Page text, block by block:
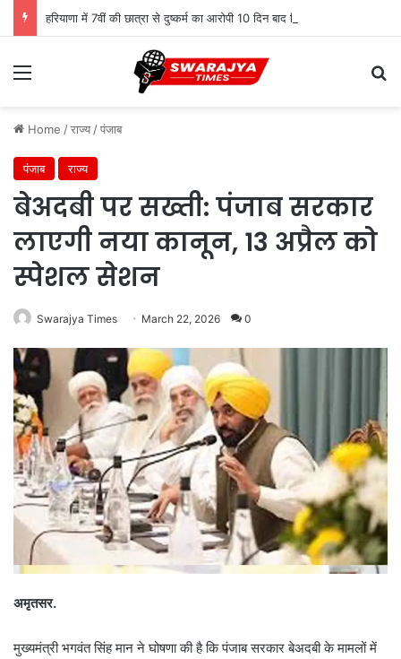
Menu
Home /राज्य /पंजाब
पंजाब राज्य
बेअदबी पर सख्ती: पंजाब सरकार
लाएगी नया कानून, 13 अप्रैल को
स्पेशल सेशन
Swarajya Times March 22, 2026 0
अमृतसर.
मुख्यमंत्री भगवंत सिंह मान ने घोषणा की है कि पंजाब सरकार बेअदबी के मामलों में